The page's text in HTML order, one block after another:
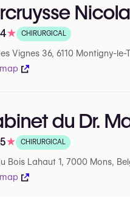
de 4.4 sur 5 sur Google
★ CHIRURGICAL
Vignes 36, 6110 Montigny-le-
du Dr.
de 4.5 sur 5 sur Google
★ CHIRURGICAL
Bois Lahaut 1, 7000 Mons,